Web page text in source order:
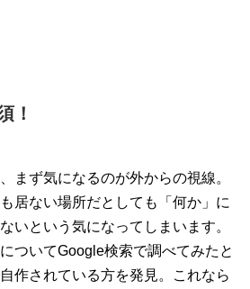
！
まず気になるのが外からの視線。
居ない場所だとしても「何か」に
いという気になってしまいます。
ついてGoogle検索で調べてみたと
作されている方を発見。これなら